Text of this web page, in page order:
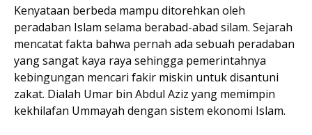
Kenyataan berbeda mampu ditorehkan oleh
peradaban Islam selama berabad-abad silam. Sejarah
mencatat fakta bahwa pernah ada sebuah peradaban
yang sangat kaya raya sehingga pemerintahnya
kebingungan mencari fakir miskin untuk disantuni
zakat. Dialah Umar bin Abdul Aziz yang memimpin
kekhilafan Ummayah dengan sistem ekonomi Islam.